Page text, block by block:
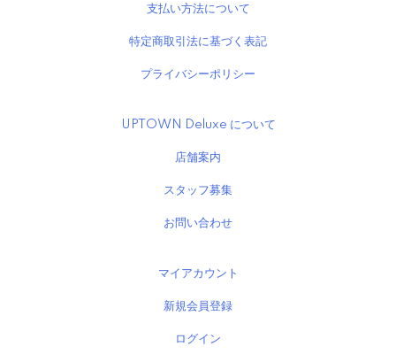
支払い方法について
特定商取引法に基づく表記
プライバシーポリシー
UPTOWN Deluxe について
店舗案内
スタッフ募集
お問い合わせ
マイアカウント
新規会員登録
ログイン